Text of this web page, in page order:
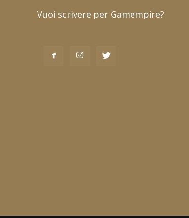
Vuoi scrivere per Gamempire?